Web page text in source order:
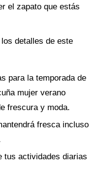
el zapato que estás
detalles de este
para la temporada de
mujer verano
frescura y moda.
fresca incluso
tus actividades diarias